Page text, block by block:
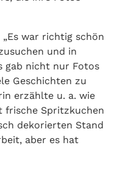
war richtig schön
und in
gab nicht nur Fotos
Geschichten zu
erzählte u. a. wie
frische Spritzkuchen
dekorierten Stand
aber es hat